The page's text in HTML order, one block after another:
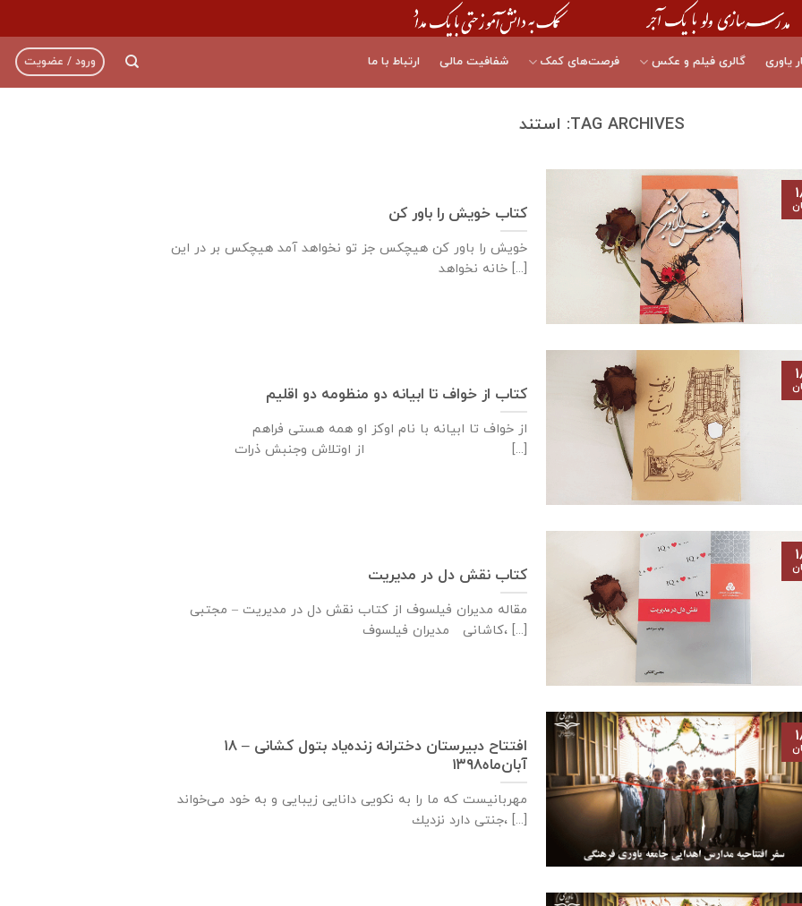
یاوری گالری فیلم و عکس فرصت‌های کمک شفافیت مالی ارتباط با ما ورود / عضویت
TAG ARCHIVES: استند
کتاب خویش را باور کن
خویش را باور کن هیچکس جز تو نخواهد آمد هیچکس بر در این
خانه نخواهد [...]
کتاب از خواف تا ابیانه دو منظومه دو اقلیم
از خواف تا ابیانه با نام اوکز او همه هستی فراهم
از اوتلاش وجنبش ذرات [...]
کتاب نقش دل در مدیریت
مقاله مدیران فیلسوف از کتاب نقش دل در مدیریت – مجتبی
کاشانی مدیران فیلسوف، [...]
افتتاح دبيرستان دخترانه زنده‌یاد بتول کشانی – ۱۸
آبان‌ماه۱۳۹۸
مهربانيست كه ما را به نكويی دانايی زيبايی و به خود می‌خواند
جنتی دارد نزديك، [...]